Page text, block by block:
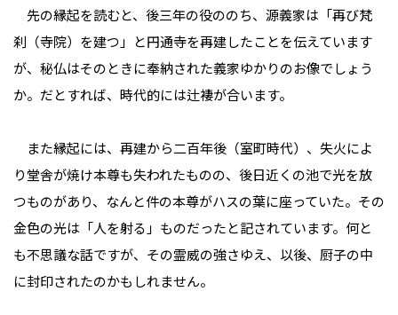
先の縁起を読むと、後三年の役ののち、源義家は「再び梵
刹（寺院）を建つ」と円通寺を再建したことを伝えています
が、秘仏はそのときに奉納された義家ゆかりのお像でしょう
か。だとすれば、時代的には辻褄が合います。
また縁起には、再建から二百年後（室町時代）、失火によ
り堂舎が焼け本尊も失われたものの、後日近くの池で光を放
つものがあり、なんと件の本尊がハスの葉に座っていた。その
金色の光は「人を射る」ものだったと記されています。何と
も不思議な話ですが、その霊威の強さゆえ、以後、厨子の中
に封印されたのかもしれません。